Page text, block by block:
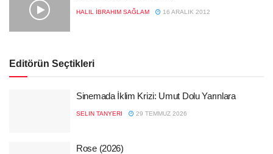
HALIL İBRAHIM SAĞLAM 16 ARALIK 2012
Editörün Seçtikleri
Sinemada İklim Krizi: Umut Dolu Yarınlara
SELIN TANYERI 29 TEMMUZ 2026
Rose (2026)